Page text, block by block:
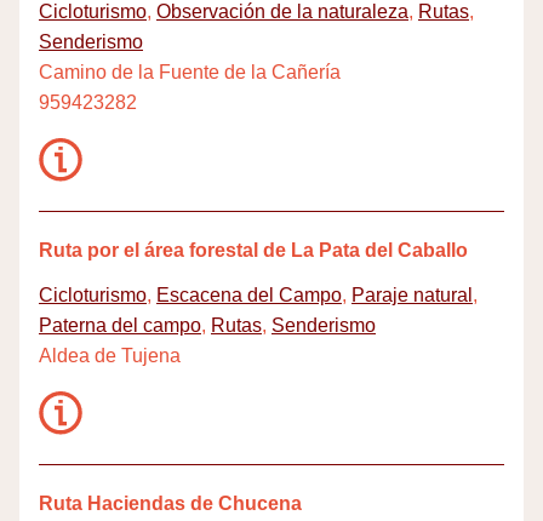
Cicloturismo, Observación de la naturaleza, Rutas,
Senderismo
Camino de la Fuente de la Cañería
959423282
Ruta por el área forestal de La Pata del Caballo
Cicloturismo, Escacena del Campo, Paraje natural ,
Paterna del campo, Rutas, Senderismo
Aldea de Tujena
Ruta Haciendas de Chucena